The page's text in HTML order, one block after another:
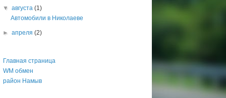
▼августа(1)
Автомобили в Николаеве
►апреля(2)
Главная страница
WM обмен
район Намыв